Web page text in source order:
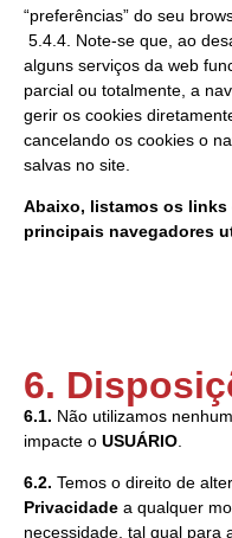
“preferências” do seu
5.4.4. Note-se que, ao
alguns serviços da web
parcial ou totalmente, a
gerir os cookies
cancelando os cookies o
salvas no site.
Abaixo, listamos os
principais navegadores
6.
6.1. Não utilizamos
impacte o USUÁRIO
6.2. Temos o direito de
Privacidade a qualquer
necessidade, tal qual para